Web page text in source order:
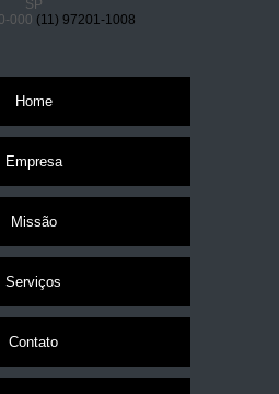
SP
000 (11) 97201-1008
Home
Empresa
Missão
Serviços
Contato